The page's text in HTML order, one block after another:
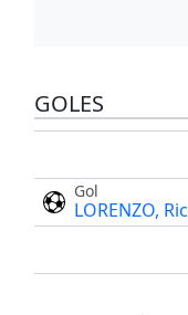
GOLES
Gol
LORENZO,